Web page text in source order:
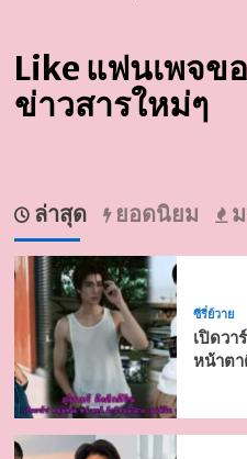
Like แฟนเพจข
ข่าวสารใหม่ๆ
ล่าสุด ยอดนิยม ม
ซีรี่ย์วาย
เปิดว
หน้าตา